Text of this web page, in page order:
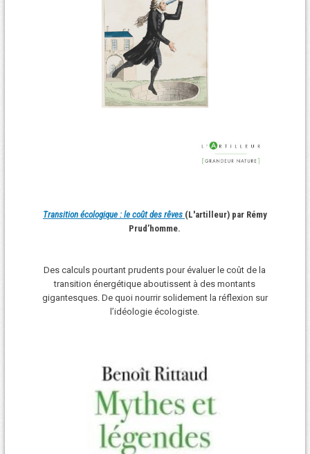
Transition écologique : le coût des rêves (L'artilleur) par Rémy
Prud’homme.
Des calculs pourtant prudents pour évaluer le coût de la
transition énergétique aboutissent à des montants
gigantesques. De quoi nourrir solidement la réflexion sur
l’idéologie écologiste.